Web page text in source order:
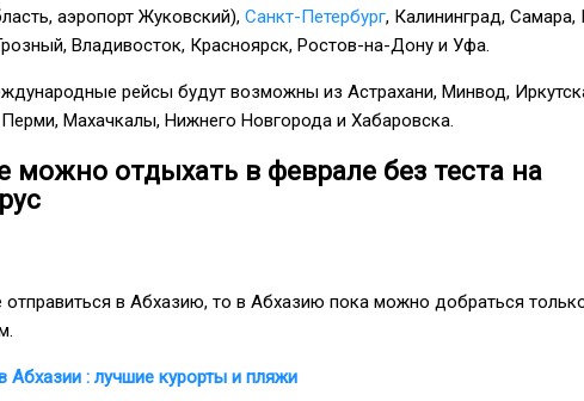
аэропорт Жуковский), Санкт-Петербург, Калининград, Самара,
Владивосток, Красноярск, Ростов-на-Дону и Уфа.
рейсы будут возможны из Астрахани, Минвод,
Перми, Махачкалы, Нижнего Новгорода и Хабаровска.
можно отдыхать в феврале без теста на
отправиться в Абхазию, то в Абхазию пока можно добраться
Абхазии : лучшие курорты и пляжи